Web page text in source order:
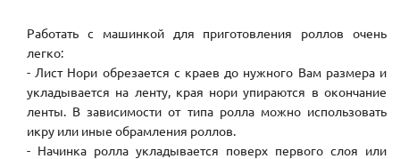
Работать с машинкой для приготовления роллов очень
легко:
- Лист Нори обрезается с краев до нужного Вам размера и
укладывается на ленту, края нори упираются в окончание
ленты. В зависимости от типа ролла можно использовать
икру или иные обрамления роллов.
- Начинка ролла укладывается поверх первого слоя или